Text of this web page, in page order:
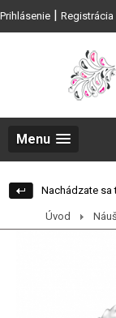
Prihlásenie | Registrácia
Menu
Nachádzate sa
Úvod